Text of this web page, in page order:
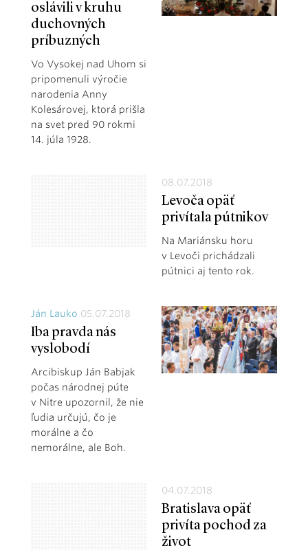
oslávili v kruhu
duchovných
príbuzných
Vo Vysokej nad Uhom si
pripomenuli výročie
narodenia Anny
Kolesárovej, ktorá prišla
na svet pred 90 rokmi
14. júla 1928.
08.07.2018
Levoča opäť
privítala pútnikov
Na Mariánsku horu
v Levoči prichádzali
pútnici aj tento rok.
Ján Lauko 05.07.2018
Iba pravda nás
vyslobodí
Arcibiskup Ján Babjak
počas národnej púte
v Nitre upozornil, že nie
ľudia určujú, čo je
morálne a čo
nemorálne, ale Boh.
04.07.2018
Bratislava opäť
privíta pochod za
život